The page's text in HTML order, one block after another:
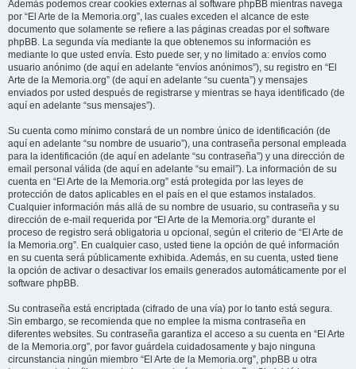
Además podemos crear cookies externas al software phpBB mientras navega
por “El Arte de la Memoria.org”, las cuales exceden el alcance de este
documento que solamente se refiere a las páginas creadas por el software
phpBB. La segunda vía mediante la que obtenemos su información es
mediante lo que usted envía. Esto puede ser, y no limitado a: envíos como
usuario anónimo (de aquí en adelante “envíos anónimos”), su registro en “El
Arte de la Memoria.org” (de aquí en adelante “su cuenta”) y mensajes
enviados por usted después de registrarse y mientras se haya identificado (de
aquí en adelante “sus mensajes”).
Su cuenta como mínimo constará de un nombre único de identificación (de
aquí en adelante “su nombre de usuario”), una contraseña personal empleada
para la identificación (de aquí en adelante “su contraseña”) y una dirección de
email personal válida (de aquí en adelante “su email”). La información de su
cuenta en “El Arte de la Memoria.org” está protegida por las leyes de
protección de datos aplicables en el país en el que estamos instalados.
Cualquier información más allá de su nombre de usuario, su contraseña y su
dirección de e-mail requerida por “El Arte de la Memoria.org” durante el
proceso de registro será obligatoria u opcional, según el criterio de “El Arte de
la Memoria.org”. En cualquier caso, usted tiene la opción de qué información
en su cuenta será públicamente exhibida. Además, en su cuenta, usted tiene
la opción de activar o desactivar los emails generados automáticamente por el
software phpBB.
Su contraseña está encriptada (cifrado de una vía) por lo tanto está segura.
Sin embargo, se recomienda que no emplee la misma contraseña en
diferentes websites. Su contraseña garantiza el acceso a su cuenta en “El Arte
de la Memoria.org”, por favor guárdela cuidadosamente y bajo ninguna
circunstancia ningún miembro “El Arte de la Memoria.org”, phpBB u otra